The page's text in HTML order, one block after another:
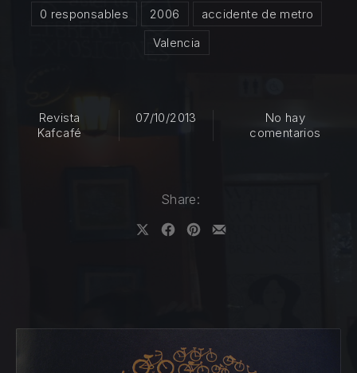
0 responsables 2006
accidente de metro
Valencia
Revista
Kafcafé
07/10/2013
No hay
comentarios
Share: